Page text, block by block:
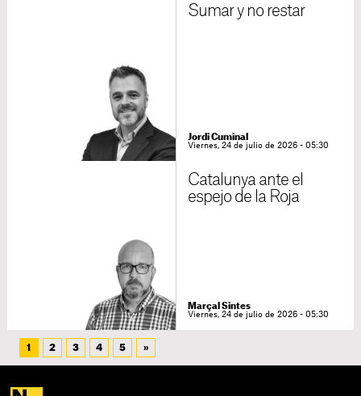
Sumar y no restar
Jordi Cuminal
Viernes, 24 de julio de 2026 - 05:30
Catalunya ante el
espejo de la Roja
Marçal Sintes
Viernes, 24 de julio de 2026 - 05:30
1 2 3 4 5 »